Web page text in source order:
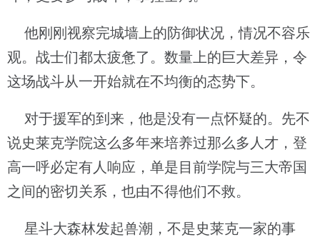
他刚刚视察完城墙上的防御状况，情况不容乐
观。战士们都太疲惫了。数量上的巨大差异，令
这场战斗从一开始就在不均衡的态势下。
对于援军的到来，他是没有一点怀疑的。先不
说史莱克学院这么多年来培养过那么多人才，登
高一呼必定有人响应，单是目前学院与三大帝国
之间的密切关系，也由不得他们不救。
星斗大森林发起兽潮，不是史莱克一家的事